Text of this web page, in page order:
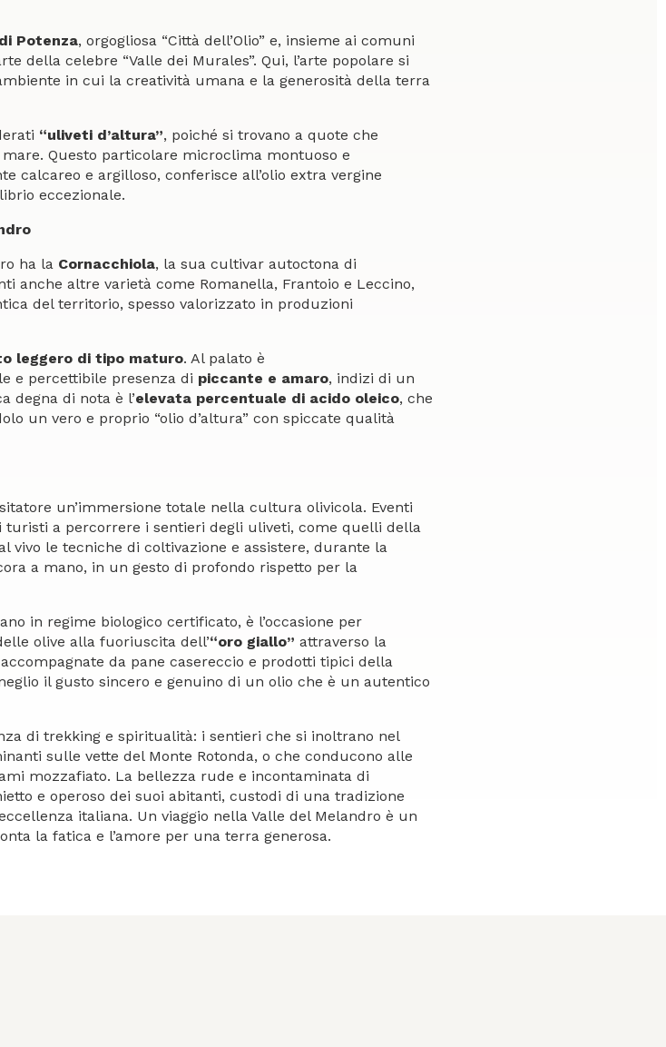
Potenza, orgogliosa “Città dell’Olio” e, insieme ai comuni
della celebre “Valle dei Murales”. Qui, l’arte popolare si
in cui la creatività umana e la generosità della terra
“uliveti d’altura”, poiché si trovano a quote che
Questo particolare microclima montuoso e
calcareo e argilloso, conferisce all’olio extra vergine
eccezionale.
ha la Cornacchiola, la sua cultivar autoctona di
anche altre varietà come Romanella, Frantoio e Leccino,
del territorio, spesso valorizzato in produzioni
leggero di tipo maturo. Al palato è
e percettibile presenza di piccante e amaro, indizi di un
degna di nota è l’elevata percentuale di acido oleico, che
un vero e proprio “olio d’altura” con spiccate qualità
un’immersione totale nella cultura olivicola. Eventi
turisti a percorrere i sentieri degli uliveti, come quelli della
vivo le tecniche di coltivazione e assistere, durante la
a mano, in un gesto di profondo rispetto per la
in regime biologico certificato, è l’occasione per
olive alla fuoriuscita dell’“oro giallo” attraverso la
da pane casereccio e prodotti tipici della
il gusto sincero e genuino di un olio che è un autentico
di trekking e spiritualità: i sentieri che si inoltrano nel
sulle vette del Monte Rotonda, o che conducono alle
mozzafiato. La bellezza rude e incontaminata di
e operoso dei suoi abitanti, custodi di una tradizione
italiana. Un viaggio nella Valle del Melandro è un
la fatica e l’amore per una terra generosa.